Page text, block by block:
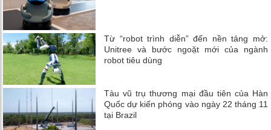
Từ “robot trình diễn” đến nền tảng mở:
Unitree và bước ngoặt mới của ngành
robot tiêu dùng
Tàu vũ trụ thương mại đầu tiên của Hàn
Quốc dự kiến ​​phóng vào ngày 22 tháng 11
tại Brazil